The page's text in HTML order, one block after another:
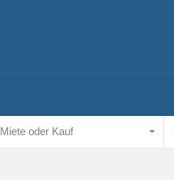
Miete oder Kauf